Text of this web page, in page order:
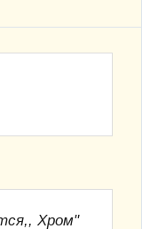
Хром"